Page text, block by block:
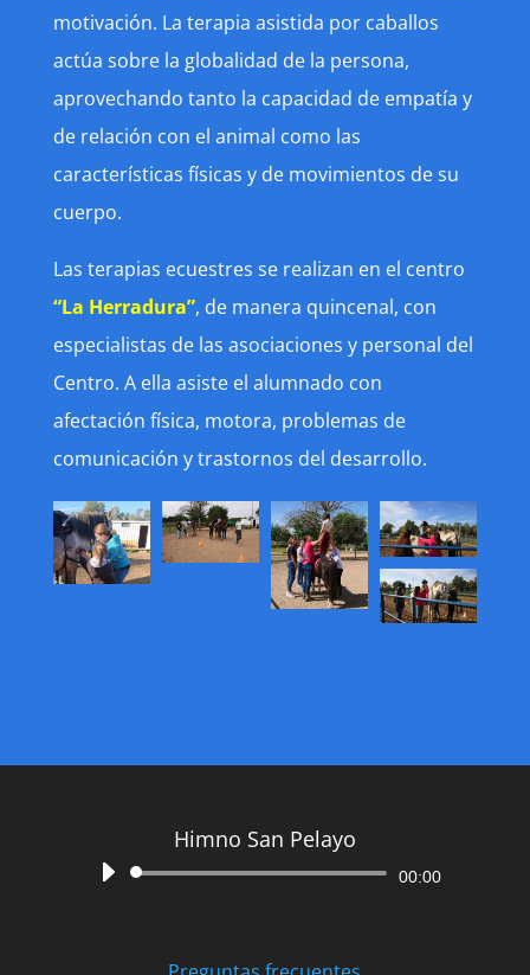
motivación. La terapia asistida por caballos
actúa sobre la globalidad de la persona,
aprovechando tanto la capacidad de empatía y
de relación con el animal como las
características físicas y de movimientos de su
cuerpo.
Las terapias ecuestres se realizan en el centro
“La Herradura”, de manera quincenal, con
especialistas de las asociaciones y personal del
Centro. A ella asiste el alumnado con
afectación física, motora, problemas de
comunicación y trastornos del desarrollo.
Himno San Pelayo
Reproductor
00:00